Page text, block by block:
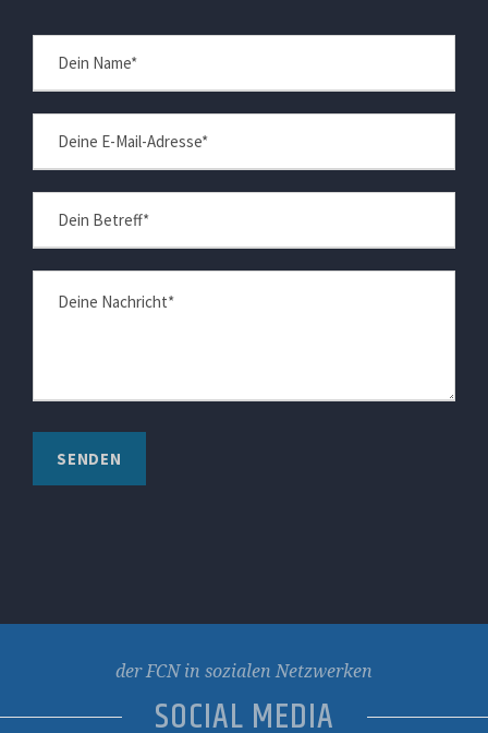
der FCN in sozialen Netzwerken
SOCIAL MEDIA